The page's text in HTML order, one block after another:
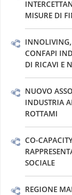
MISURE DI
CONFAPI
DI RICAVI E
NUOVO
INDUSTRIA
ROTTAMI
CO-
SOCIALE
REGIONE